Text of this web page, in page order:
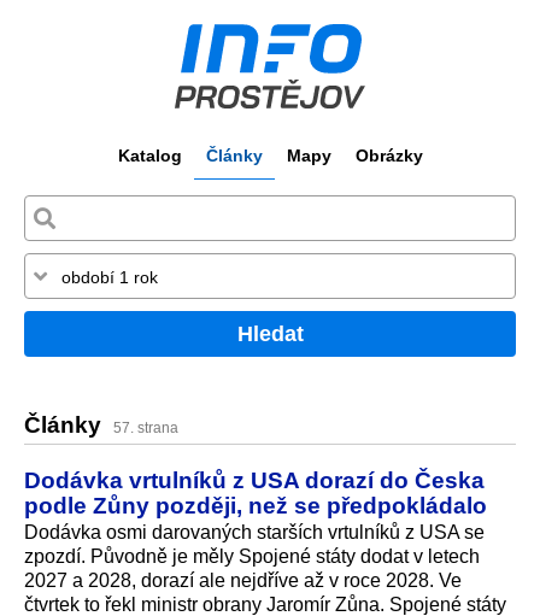
Katalog Články Mapy Obrázky
Hledat
Články 57. strana
Dodávka vrtulníků z USA dorazí do Česka
podle Zůny později, než se předpokládalo
Dodávka osmi darovaných starších vrtulníků z USA se
zpozdí. Původně je měly Spojené státy dodat v letech
2027 a 2028, dorazí ale nejdříve až v roce 2028. Ve
čtvrtek to řekl ministr obrany Jaromír Zůna. Spojené státy